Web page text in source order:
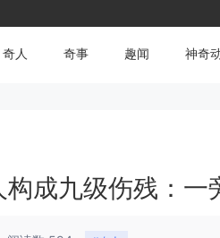
奇人 奇事 趣闻 神奇
成九级伤残：